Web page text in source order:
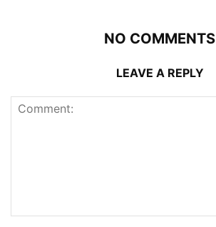
NO COMMENTS
LEAVE A REPLY